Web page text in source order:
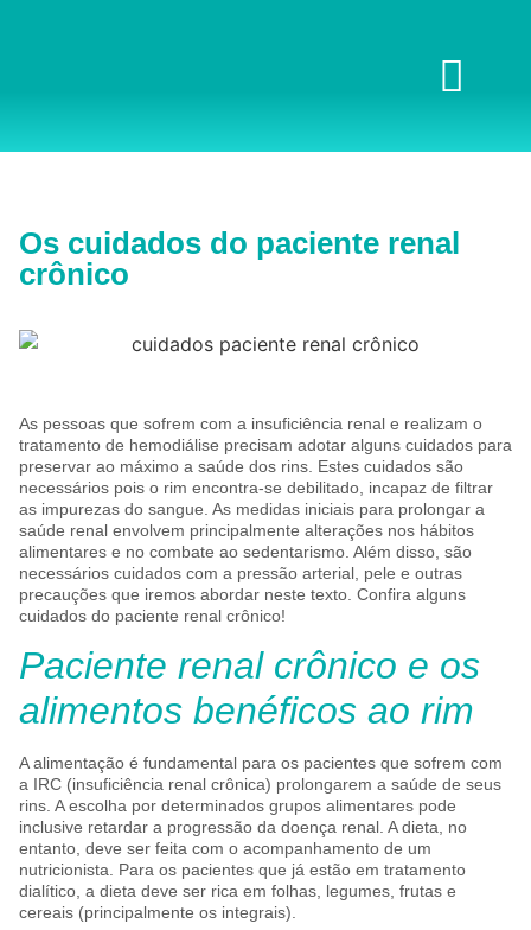
Os cuidados do paciente renal
crônico
As pessoas que sofrem com a insuficiência renal e realizam o
tratamento de hemodiálise precisam adotar alguns cuidados para
preservar ao máximo a saúde dos rins. Estes cuidados são
necessários pois o rim encontra-se debilitado, incapaz de filtrar
as impurezas do sangue. As medidas iniciais para prolongar a
saúde renal envolvem principalmente alterações nos hábitos
alimentares e no combate ao sedentarismo. Além disso, são
necessários cuidados com a pressão arterial, pele e outras
precauções que iremos abordar neste texto. Confira alguns
cuidados do paciente renal crônico!
Paciente renal crônico e os
alimentos benéficos ao rim
A alimentação é fundamental para os pacientes que sofrem com
a IRC (insuficiência renal crônica) prolongarem a saúde de seus
rins. A escolha por determinados grupos alimentares pode
inclusive retardar a progressão da doença renal. A dieta, no
entanto, deve ser feita com o acompanhamento de um
nutricionista. Para os pacientes que já estão em tratamento
dialítico, a dieta deve ser rica em folhas, legumes, frutas e
cereais (principalmente os integrais).